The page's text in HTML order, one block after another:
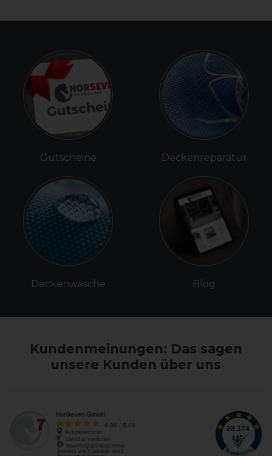
Gutscheine
Deckenwäsche
Deckenreparatur
Blog
Kundenmeinungen: Das sagen
unsere Kunden über uns